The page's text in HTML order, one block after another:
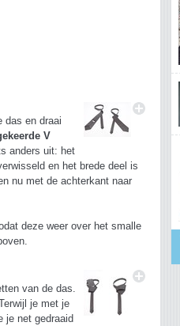
das en draai
V
anders uit: het
en het brede deel is
nu met de achterkant naar
deze weer over het smalle
van de das.
je met je
je net gedraaid